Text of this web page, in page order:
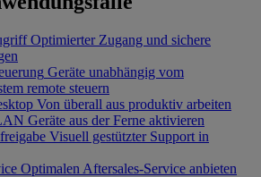
Optimierter Zugang und sichere
Geräte unabhängig vom
remote steuern
Von überall aus produktiv arbeiten
Geräte aus der Ferne aktivieren
Visuell gestützter Support in
Optimalen Aftersales-Service anbieten